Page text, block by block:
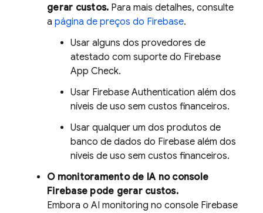
gerar custos. Para mais detalhes, consulte
a página de preços do Firebase.
Usar alguns dos provedores de
atestado com suporte do Firebase
App Check.
Usar Firebase Authentication além dos
níveis de uso sem custos financeiros.
Usar qualquer um dos produtos de
banco de dados do Firebase além dos
níveis de uso sem custos financeiros.
O monitoramento de IA no console
Firebase pode gerar custos.
Embora o AI monitoring no console Firebase